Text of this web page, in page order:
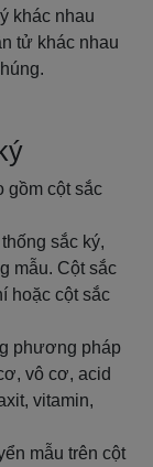
khác nhau
tử khác nhau
gồm cột sắc
sắc ký,
mẫu. Cột sắc
hoặc cột sắc
phương pháp
vô cơ, acid
vitamin,
mẫu trên cột